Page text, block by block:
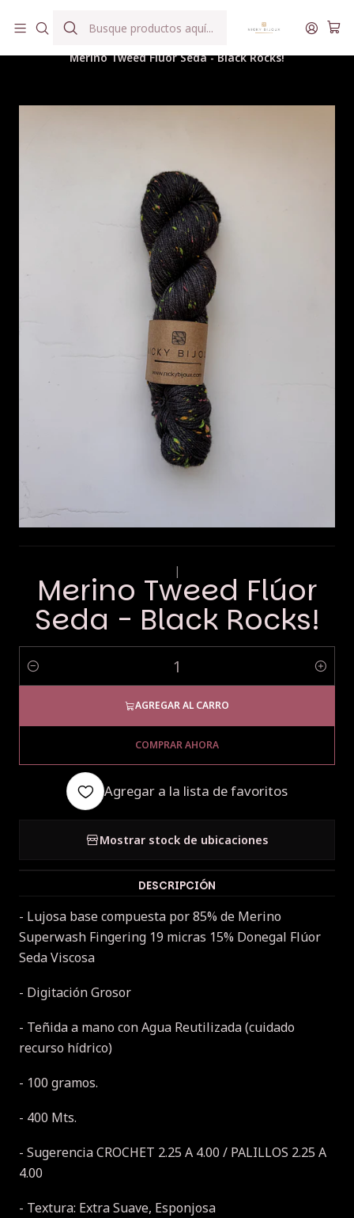
Merino Tweed Flúor Seda - Black Rocks!
|
Merino Tweed Flúor
Seda - Black Rocks!
Cantidad
AGREGAR AL CARRO
COMPRAR AHORA
Agregar a la lista de favoritos
Mostrar stock de ubicaciones
DESCRIPCIÓN
- Lujosa base compuesta por 85% de Merino
Superwash Fingering 19 micras 15% Donegal Flúor
Seda Viscosa
- Digitación Grosor
- Teñida a mano con Agua Reutilizada (cuidado
recurso hídrico)
- 100 gramos.
- 400 Mts.
- Sugerencia CROCHET 2.25 A 4.00 / PALILLOS 2.25 A
4.00
- Textura: Extra Suave, Esponjosa